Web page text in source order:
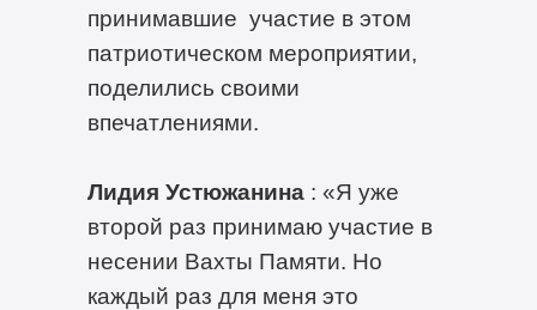
принимавшие участие в этом
патриотическом мероприятии,
поделились своими
впечатлениями.
Лидия Устюжанина : «Я уже
второй раз принимаю участие в
несении Вахты Памяти. Но
каждый раз для меня это